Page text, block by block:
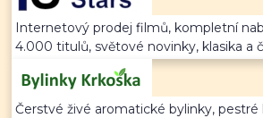
Internetový prodej filmů, kompletní
4.000 titulů, světové novinky, klasika a
Čerstvé živé aromatické bylinky, pestré